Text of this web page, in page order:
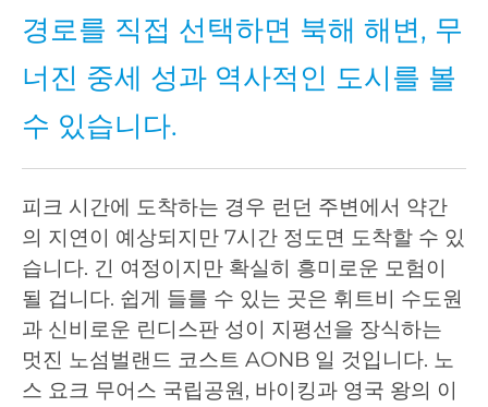
경로를 직접 선택하면 북해 해변, 무
너진 중세 성과 역사적인 도시를 볼
수 있습니다.
피크 시간에 도착하는 경우 런던 주변에서 약간
의 지연이 예상되지만 7시간 정도면 도착할 수 있
습니다. 긴 여정이지만 확실히 흥미로운 모험이
될 겁니다. 쉽게 들를 수 있는 곳은 휘트비 수도원
과 신비로운 린디스판 성이 지평선을 장식하는
멋진 노섬벌랜드 코스트 AONB 일 것입니다. 노
스 요크 무어스 국립공원, 바이킹과 영국 왕의 이